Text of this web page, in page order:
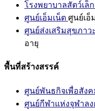
โรงพยาบาลสัตว์เล็
ศูนย์เอ็มเน็ต ศูนย์เอ็
ศูนย์ส่งเสริมสุขภาว
อายุ
พื้นที่สร้างสรรค์
ศูนย์พันธกิจเพื่อสังค
ศูนย์กีฬาแห่งจุฬาล